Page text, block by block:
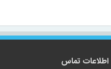
اطلاعات تماس